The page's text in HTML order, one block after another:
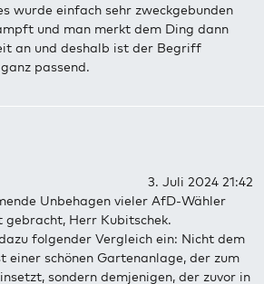
wurde einfach sehr zweckgebunden
und man merkt dem Ding dann
an und deshalb ist der Begriff
passend.
3. Juli 2024 21:42
Unbehagen vieler AfD-Wähler
Herr Kubitschek.
folgender Vergleich ein: Nicht dem
einer schönen Gartenanlage, der zum
sondern demjenigen, der zuvor in